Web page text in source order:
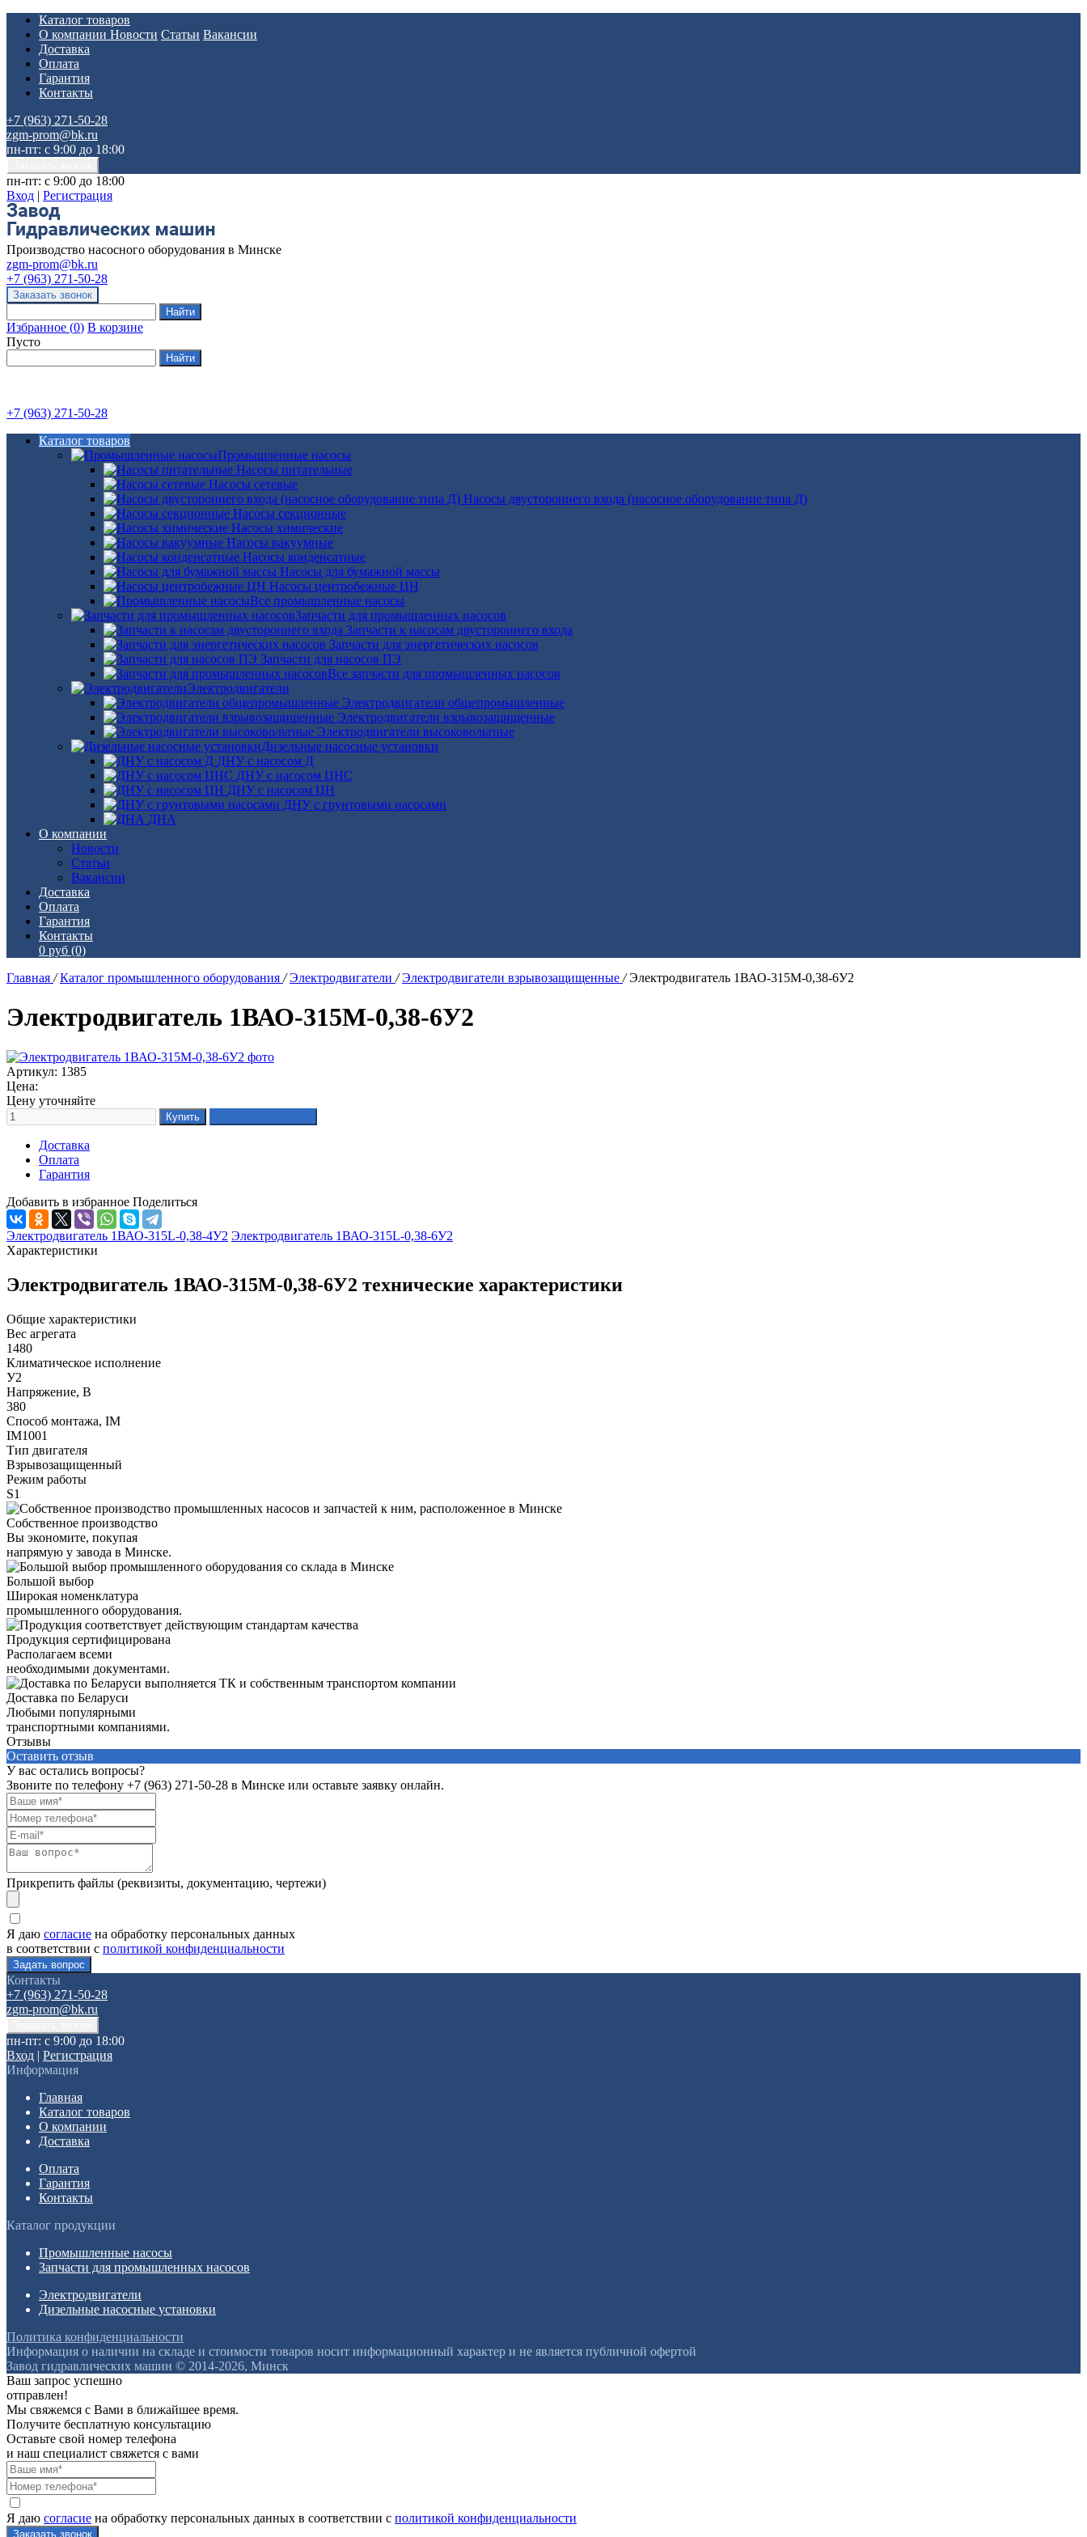
Каталог товаров
О компании Новости Статьи Вакансии
Доставка
Оплата
Гарантия
Контакты
+7 (963) 271-50-28
zgm-prom@bk.ru
пн-пт: с 9:00 до 18:00
пн-пт: с 9:00 до 18:00
Вход | Регистрация
Производство насосного оборудования в Минске
zgm-prom@bk.ru
+7 (963) 271-50-28
Избранное (0) В корзине
Пусто
+7 (963) 271-50-28
Каталог товаров
Промышленные насосы
Насосы питательные
Насосы сетевые
Насосы двустороннего входа (насосное оборудование типа Д)
Насосы секционные
Насосы химические
Насосы вакуумные
Насосы конденсатные
Насосы для бумажной массы
Насосы центробежные ЦН
Все промышленные насосы
Запчасти для промышленных насосов
Запчасти к насосам двустороннего входа
Запчасти для энергетических насосов
Запчасти для насосов ПЭ
Все запчасти для промышленных насосов
Электродвигатели
Электродвигатели общепромышленные
Электродвигатели взрывозащищенные
Электродвигатели высоковольтные
Дизельные насосные установки
ДНУ с насосом Д
ДНУ с насосом ЦНС
ДНУ с насосом ЦН
ДНУ с грунтовыми насосами
ДНА
О компании
Новости
Статьи
Вакансии
Доставка
Оплата
Гарантия
Контакты
0 руб (0)
Главная / Каталог промышленного оборудования / Электродвигатели / Электродвигатели взрывозащищенные / Электродвигатель 1ВАО-315М-0,38-6У2
Электродвигатель 1ВАО-315М-0,38-6У2
Артикул: 1385
Цена:
Цену уточняйте
Доставка
Оплата
Гарантия
Добавить в избранное Поделиться
Электродвигатель 1ВАО-315L-0,38-4У2 Электродвигатель 1ВАО-315L-0,38-6У2
Характеристики
Электродвигатель 1ВАО-315М-0,38-6У2 технические характеристики
Общие характеристики
Вес агрегата
1480
Климатическое исполнение
У2
Напряжение, В
380
Способ монтажа, IM
IM1001
Тип двигателя
Взрывозащищенный
Режим работы
S1
Собственное производство
Вы экономите, покупая
напрямую у завода в Минске.
Большой выбор
Широкая номенклатура
промышленного оборудования.
Продукция сертифицирована
Располагаем всеми
необходимыми документами.
Доставка по Беларуси
Любыми популярными
транспортными компаниями.
Отзывы
Оставить отзыв
У вас остались вопросы?
Звоните по телефону +7 (963) 271-50-28 в Минске или оставьте заявку онлайн.
Прикрепить файлы (реквизиты, документацию, чертежи)
Я даю согласие на обработку персональных данных
в соответствии с политикой конфиденциальности
Контакты
+7 (963) 271-50-28
zgm-prom@bk.ru
пн-пт: с 9:00 до 18:00
Вход | Регистрация
Информация
Главная
Каталог товаров
О компании
Доставка
Оплата
Гарантия
Контакты
Каталог продукции
Промышленные насосы
Запчасти для промышленных насосов
Электродвигатели
Дизельные насосные установки
Политика конфиденциальности
Информация о наличии на складе и стоимости товаров носит информационный характер и не является публичной офертой
Завод гидравлических машин © 2014-2026, Минск
Ваш запрос успешно
отправлен!
Мы свяжемся с Вами в ближайшее время.
Получите бесплатную консультацию
Оставьте свой номер телефона
и наш специалист свяжется с вами
Я даю согласие на обработку персональных данных в соответствии с политикой конфиденциальности